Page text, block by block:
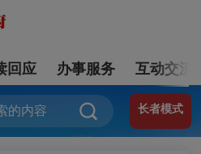
回应 办事服务 互动交流
长者模式